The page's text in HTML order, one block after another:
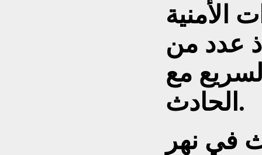
الأمنية
عدد من
مع
الحادث.
في نهر